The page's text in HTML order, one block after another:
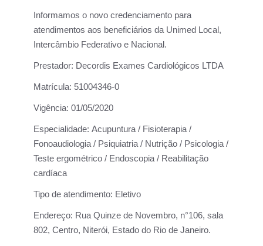
Informamos o novo credenciamento para
atendimentos aos beneficiários da Unimed Local,
Intercâmbio Federativo e Nacional.
Prestador: Decordis Exames Cardiológicos LTDA
Matrícula: 51004346-0
Vigência: 01/05/2020
Especialidade: Acupuntura / Fisioterapia /
Fonoaudiologia / Psiquiatria / Nutrição / Psicologia /
Teste ergométrico / Endoscopia / Reabilitação
cardíaca
Tipo de atendimento: Eletivo
Endereço: Rua Quinze de Novembro, n°106, sala
802, Centro, Niterói, Estado do Rio de Janeiro.